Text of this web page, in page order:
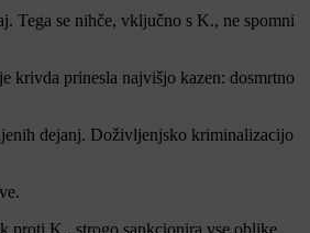
Tega se nihče, vključno s K., ne spomni
krivda prinesla najvišjo kazen: dosmrtno
dejanj. Doživljenjsko kriminalizacijo